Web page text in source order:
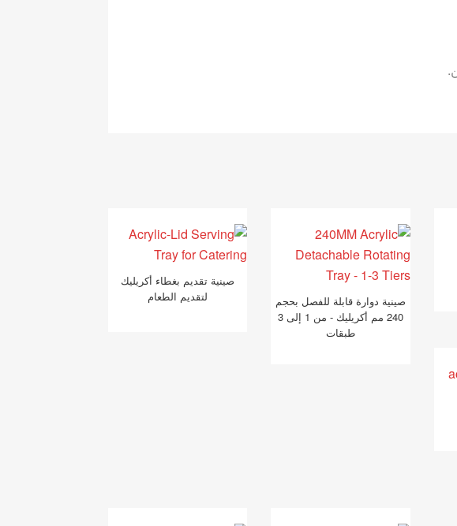
صينية تقديم بغطاء أكريليك
لتقديم الطعام
صينية دوارة قابلة للفصل بحجم
240 مم أكريليك - من 1 إلى 3
طبقات